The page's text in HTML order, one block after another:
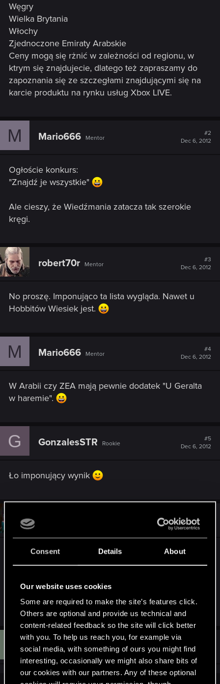
Consent Details About
Our website uses cookies
Some are required to make the site’s features click.
Others are optional and provide us technical and
content-related feedback so the site will click better
with you. To help us reach you, for example via
social media, with something of ours you might find
interesting, occasionally we might also share bits of
our cookies with our partners. Any of these optional
Węgry
Wielka Brytania
Włochy
Zjednoczone Emiraty Arabskie
Ceny mogą się rżnić w zależności od regionu, w
ktrym się znajdujecie, dlatego też zapraszamy do
zapoznania się ze szczegłami znajdującymi się na
karcie produktu na rynku usług Xbox LIVE.
M Mario666 Mentor
#2
Dec 6, 2012
Ogłoście konkurs:
"Znajdź je wszystkie"
Ale cieszy, że Wiedźmania zatacza tak szerokie
kręgi.
robert70r Mentor
#3
Dec 6, 2012
No proszę. Imponująco ta lista wygląda. Nawet u
Hobbitów Wiesiek jest.
M Mario666 Mentor
#4
Dec 6, 2012
W Arabii czy ZEA mają pewnie dodatek "U Geralta
w haremie".
G GonzalesSTR Rookie
#5
Dec 6, 2012
Ło imponujący wynik
Dec 6, 2012
U mnie jeszcze tylko Wieśka brakuje na xboxie,
bo na gogu siedzą oba, w pudełkach tak samo
wyprzedaży kupiłem brakującego do kolekcji W2 i
również mam oba.
B BialyWilk Forum veteran
Dec 6, 2012